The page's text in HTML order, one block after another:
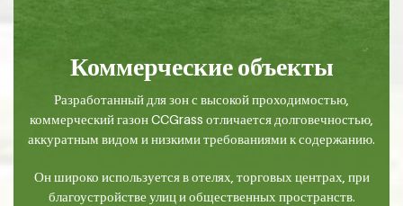
Коммерческие объекты
Разработанный для зон с высокой проходимостью,
коммерческий газон CCGrass отличается долговечностью,
аккуратным видом и низкими требованиями к содержанию.
Он широко используется в отелях, торговых центрах, при
благоустройстве улиц и общественных пространств.